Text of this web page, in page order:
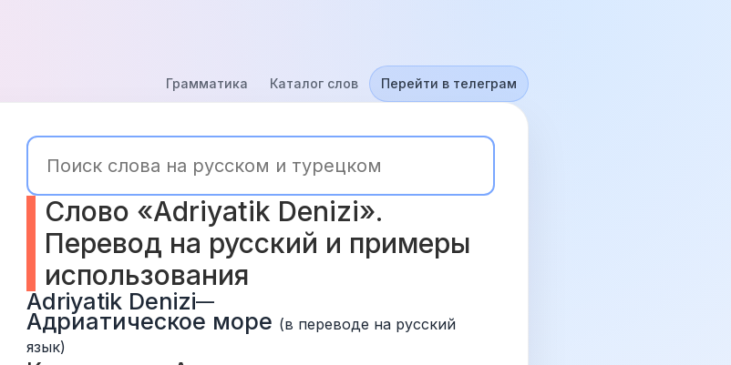
Грамматика Каталог слов Перейти в телеграм
Слово «Adriyatik Denizi».
Перевод на русский и примеры
использования
Adriyatik Denizi—
Адриатическое море (в переводе на русский
язык)